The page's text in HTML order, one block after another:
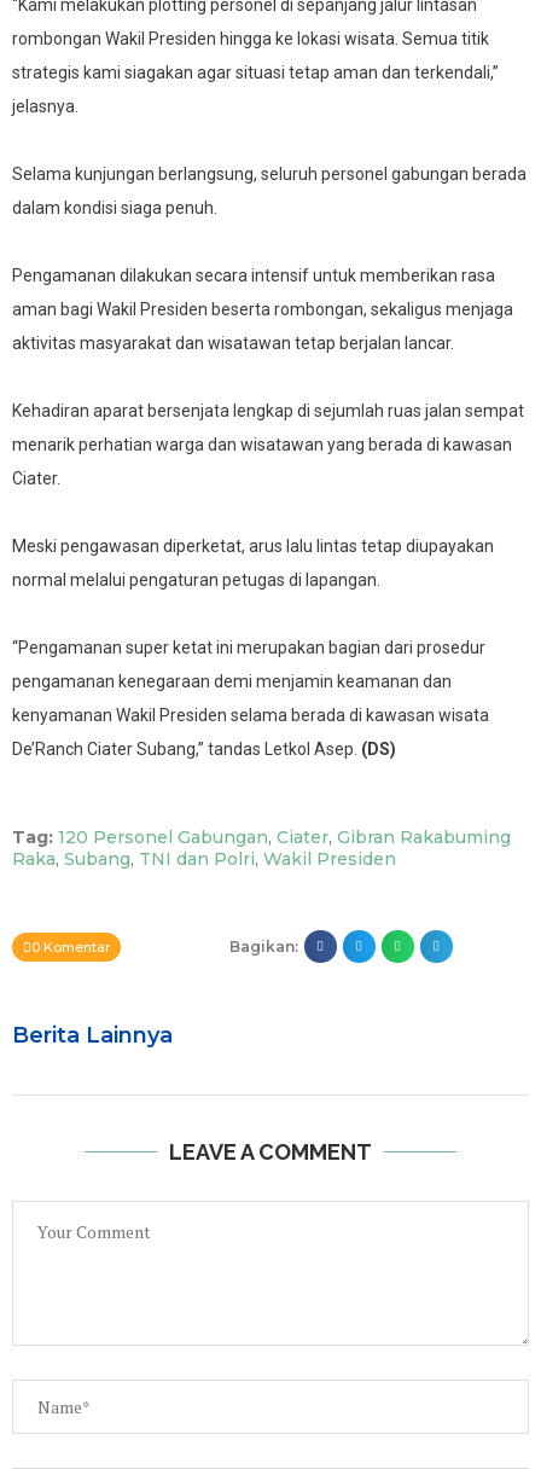
“Kami melakukan plotting personel di sepanjang jalur lintasan
rombongan Wakil Presiden hingga ke lokasi wisata. Semua titik
strategis kami siagakan agar situasi tetap aman dan terkendali,”
jelasnya.
Selama kunjungan berlangsung, seluruh personel gabungan berada
dalam kondisi siaga penuh.
Pengamanan dilakukan secara intensif untuk memberikan rasa
aman bagi Wakil Presiden beserta rombongan, sekaligus menjaga
aktivitas masyarakat dan wisatawan tetap berjalan lancar.
Kehadiran aparat bersenjata lengkap di sejumlah ruas jalan sempat
menarik perhatian warga dan wisatawan yang berada di kawasan
Ciater.
Meski pengawasan diperketat, arus lalu lintas tetap diupayakan
normal melalui pengaturan petugas di lapangan.
“Pengamanan super ketat ini merupakan bagian dari prosedur
pengamanan kenegaraan demi menjamin keamanan dan
kenyamanan Wakil Presiden selama berada di kawasan wisata
De’Ranch Ciater Subang,” tandas Letkol Asep. (DS)
Tag: 120 Personel Gabungan, Ciater, Gibran Rakabuming
Raka, Subang, TNI dan Polri, Wakil Presiden
0 Komentar Bagikan:
Berita Lainnya
LEAVE A COMMENT